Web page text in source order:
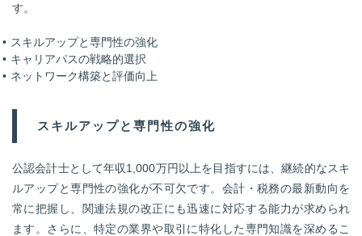
す。
スキルアップと専門性の強化
キャリアパスの戦略的選択
ネットワーク構築と評価向上
スキルアップと専門性の強化
公認会計士として年収1,000万円以上を目指すには、継続的なスキ
ルアップと専門性の強化が不可欠です。会計・税務の最新動向を
常に把握し、関連法規の改正にも迅速に対応する能力が求められ
ます。さらに、特定の業界や取引に特化した専門知識を深めるこ